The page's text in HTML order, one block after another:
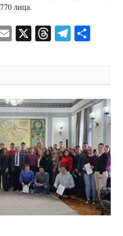
лица.
Email
X Threads